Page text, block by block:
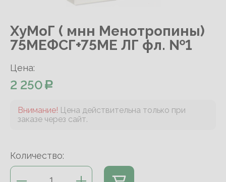
ХуМоГ ( мнн Менотропины)
75МЕФСГ+75МЕ ЛГ фл. №1
Цена:
2 250
Внимание! Цена действительна только при
заказе через сайт.
Количество: